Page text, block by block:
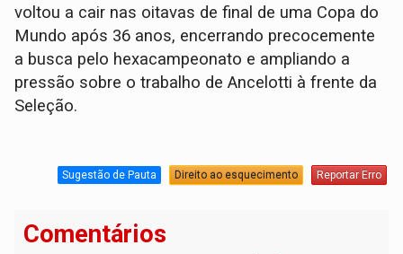
voltou a cair nas oitavas de final de uma Copa do
Mundo após 36 anos, encerrando precocemente
a busca pelo hexacampeonato e ampliando a
pressão sobre o trabalho de Ancelotti à frente da
Seleção.
Sugestão de Pauta Direito ao esquecimento Reportar Erro
Comentários